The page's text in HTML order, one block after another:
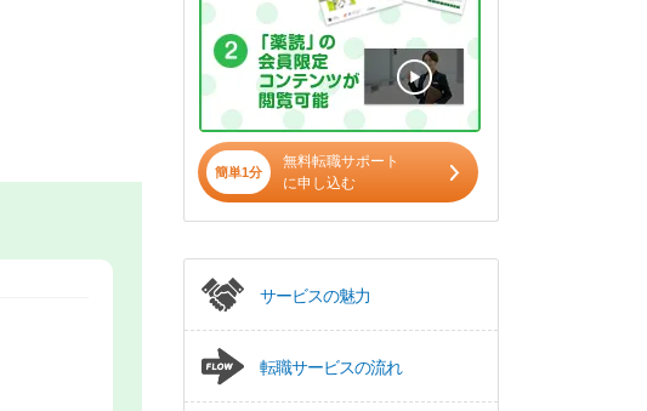
簡単1分
無料転職サポート
に申し込む
サービスの魅力
転職サービスの流れ